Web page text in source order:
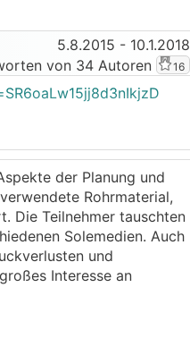
5.8.2015 - 10.1.2018
von 34 Autoren
16
231,27m
der Planung und
Rohrmaterial,
Die Teilnehmer tauschten
Solemedien. Auch
und
Interesse an